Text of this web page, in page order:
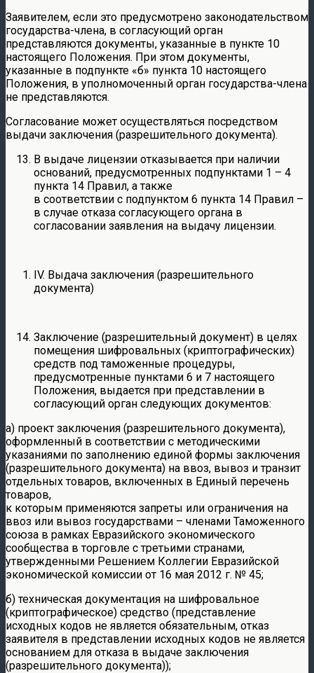
Заявителем, если это предусмотрено законодательством
государства-члена, в согласующий орган
представляются документы, указанные в пункте 10
настоящего Положения. При этом документы,
указанные в подпункте «б» пункта 10 настоящего
Положения, в уполномоченный орган государства-члена
не представляются.
Согласование может осуществляться посредством
выдачи заключения (разрешительного документа).
В выдаче лицензии отказывается при наличии
оснований, предусмотренных подпунктами 1 – 4
пункта 14 Правил, а также
в соответствии с подпунктом 6 пункта 14 Правил –
в случае отказа согласующего органа в
согласовании заявления на выдачу лицензии.
IV. Выдача заключения (разрешительного
документа)
Заключение (разрешительный документ) в целях
помещения шифровальных (криптографических)
средств под таможенные процедуры,
предусмотренные пунктами 6 и 7 настоящего
Положения, выдается при представлении в
согласующий орган следующих документов:
а) проект заключения (разрешительного документа),
оформленный в соответствии с методическими
указаниями по заполнению единой формы заключения
(разрешительного документа) на ввоз, вывоз и транзит
отдельных товаров, включенных в Единый перечень
товаров,
к которым применяются запреты или ограничения на
ввоз или вывоз государствами – членами Таможенного
союза в рамках Евразийского экономического
сообщества в торговле с третьими странами,
утвержденными Решением Коллегии Евразийской
экономической комиссии от 16 мая 2012 г. № 45;
б) техническая документация на шифровальное
(криптографическое) средство (представление
исходных кодов не является обязательным, отказ
заявителя в представлении исходных кодов не является
основанием для отказа в выдаче заключения
(разрешительного документа));